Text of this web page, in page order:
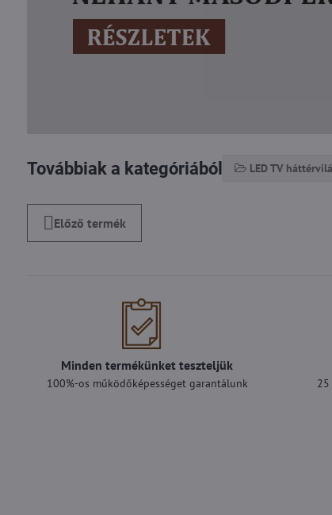
Továbbiak a kategóriából LED TV
Előző termék
Minden termékünket teszteljük
100%-os működőképességet garantálunk